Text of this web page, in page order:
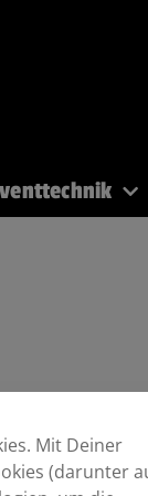
Mit Deiner
(darunter